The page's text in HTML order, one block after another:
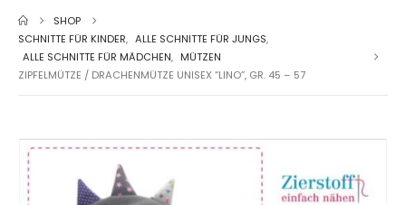
SHOP
SCHNITTE FÜR KINDER, ALLE SCHNITTE FÜR JUNGS,
ALLE SCHNITTE FÜR MÄDCHEN, MÜTZEN
ZIPFELMÜTZE / DRACHENMÜTZE UNISEX “LINO”, GR. 45 – 57